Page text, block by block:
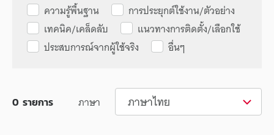
ความรู้พื้นฐาน
การประยุกต์ใช้งาน/ตัวอย่าง
เทคนิค/เคล็ดลับ
แนวทางการติดตั้ง/เลือกใช้
ประสบการณ์จากผู้ใช้จริง
อื่นๆ
ภาษา ภาษาไทย
0 รายการ